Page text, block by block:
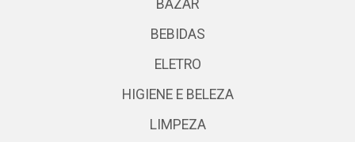
BAZAR
BEBIDAS
ELETRO
HIGIENE E BELEZA
LIMPEZA